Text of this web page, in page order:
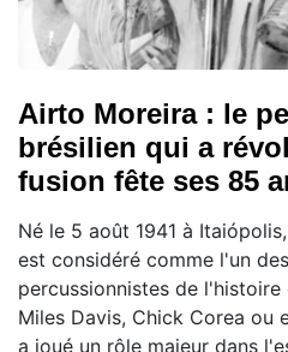
Airto Moreira : le
brésilien qui a
fusion fête ses 85
Né le 5 août 1941 à
est considéré comme l'un
percussionnistes de
Miles Davis, Chick Corea ou
a joué un rôle majeur dans